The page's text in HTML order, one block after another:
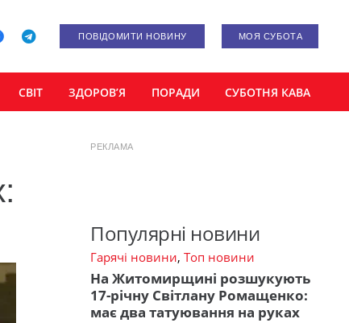
ПОВІДОМИТИ НОВИНУ МОЯ СУБОТА
СВІТ ЗДОРОВ’Я ПОРАДИ СУБОТНЯ КАВА
РЕКЛАМА
Популярні новини
Гарячі новини, Топ новини
На Житомирщині розшукують
17-річну Світлану Ромащенко:
має два татуювання на руках